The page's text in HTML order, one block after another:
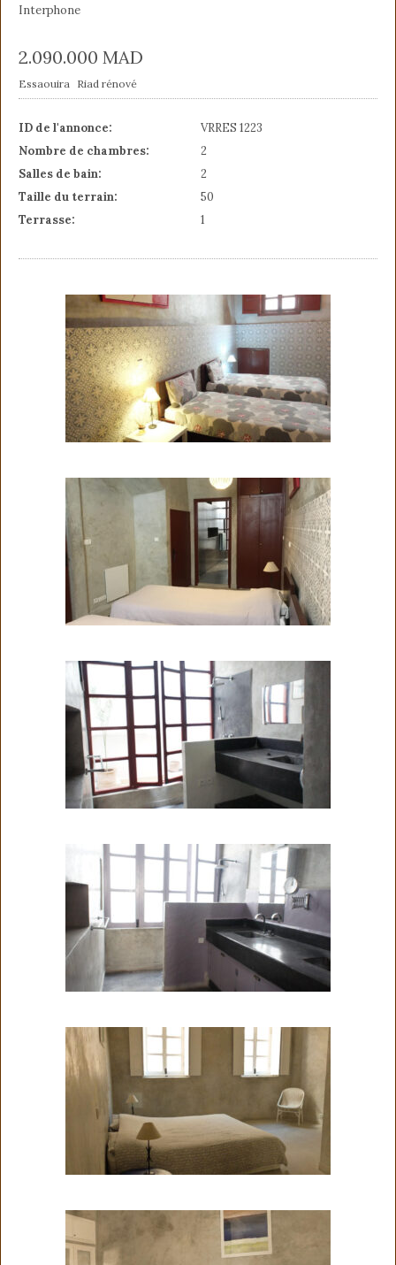
Interphone
2.090.000 MAD
Essaouira Riad rénové
ID de l'annonce:
VRRES 1223
Nombre de chambres:
2
Salles de bain:
2
Taille du terrain:
50
Terrasse:
1